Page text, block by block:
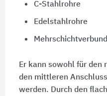
C-Stahlrohre
Edelstahlrohre
Er kann sowohl für den
den mittleren
werden. Durch den